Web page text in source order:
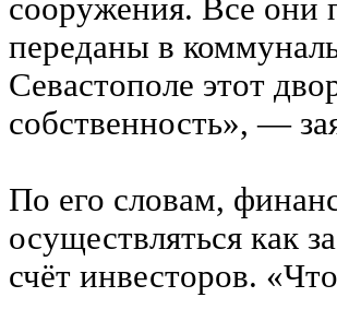
сооружения. Все они
переданы в
Севастополе этот
собственность», —
По его словам,
осуществляться как
счёт инвесторов.